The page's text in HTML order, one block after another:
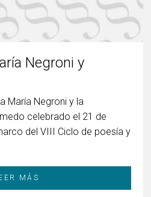
Negroni y
María Negroni y la
celebrado el 21 de
del VIII Ciclo de poesía y
MÁS